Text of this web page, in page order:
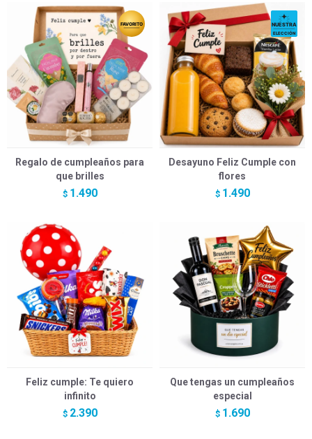
Regalo de cumpleaños para
que brilles
$ 1.490
Desayuno Feliz Cumple con
flores
$ 1.490
Feliz cumple: Te quiero
infinito
$ 2.390
Que tengas un cumpleaños
especial
$ 1.690